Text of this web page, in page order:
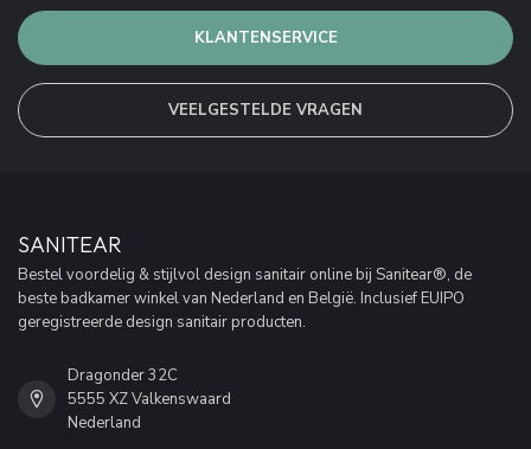
KLANTENSERVICE
VEELGESTELDE VRAGEN
SANITEAR
Bestel voordelig & stijlvol design sanitair online bij Sanitear®, de
beste badkamer winkel van Nederland en België. Inclusief EUIPO
geregistreerde design sanitair producten.
Dragonder 32C
5555 XZ Valkenswaard
Nederland